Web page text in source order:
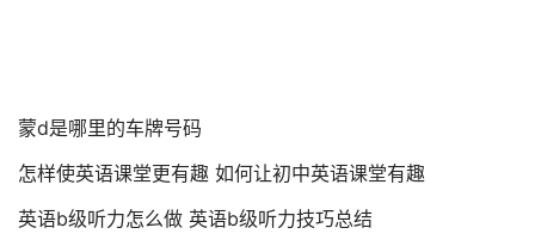
蒙d是哪里的车牌号码
怎样使英语课堂更有趣 如何让初中英语课堂有趣
英语b级听力怎么做 英语b级听力技巧总结